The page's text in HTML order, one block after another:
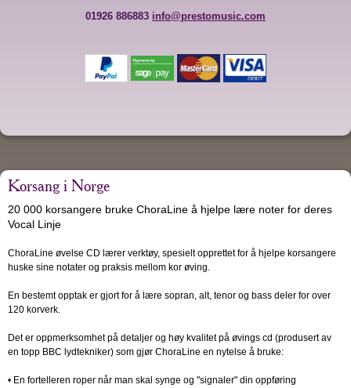
01926 886883 info@prestomusic.com
Korsang i Norge
20 000 korsangere bruke ChoraLine å hjelpe lære noter for deres
Vocal Linje
ChoraLine øvelse CD lærer verktøy, spesielt opprettet for å hjelpe korsangere
huske sine notater og praksis mellom kor øving.
En bestemt opptak er gjort for å lære sopran, alt, tenor og bass deler for over
120 korverk.
Det er oppmerksomhet på detaljer og høy kvalitet på øvings cd (produsert av
en topp BBC lydtekniker) som gjør ChoraLine en nytelse å bruke:
• En fortelleren roper når man skal synge og "signaler" din oppføring